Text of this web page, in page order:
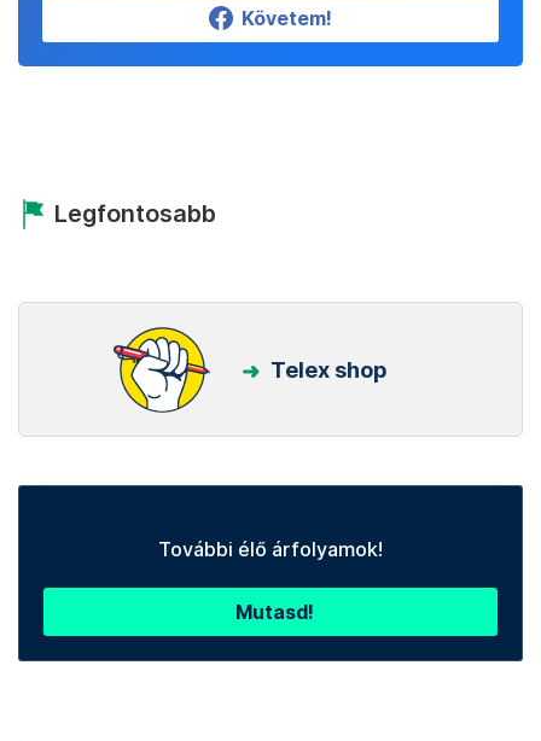
Követem!
Legfontosabb
Telex shop
További élő árfolyamok!
Mutasd!